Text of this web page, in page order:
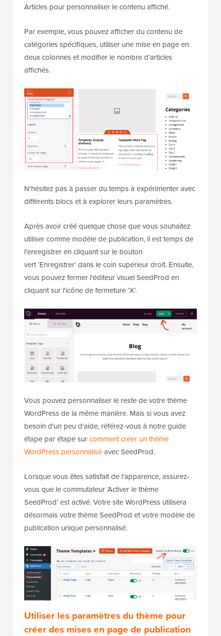
Articles pour personnaliser le contenu affiché.
Par exemple, vous pouvez afficher du contenu de
catégories spécifiques, utiliser une mise en page en
deux colonnes et modifier le nombre d'articles
affichés.
N'hésitez pas à passer du temps à expérimenter avec
différents blocs et à explorer leurs paramètres.
Après avoir créé quelque chose que vous souhaitez
utiliser comme modèle de publication, il est temps de
l'enregistrer en cliquant sur le bouton
vert ‘Enregistrer’ dans le coin supérieur droit. Ensuite,
vous pouvez fermer l'éditeur visuel SeedProd en
cliquant sur l'icône de fermeture ‘X’.
Vous pouvez personnaliser le reste de votre thème
WordPress de la même manière. Mais si vous avez
besoin d'un peu d'aide, référez-vous à notre guide
étape par étape surcomment créer un thème
WordPress personnaliséavec SeedProd.
Lorsque vous êtes satisfait de l'apparence, assurez-
vous que le commutateur ‘Activer le thème
SeedProd’ est activé. Votre site WordPress utilisera
désormais votre thème SeedProd et votre modèle de
publication unique personnalisé.
Utiliser les paramètres du thème pour
créer des mises en page de publication